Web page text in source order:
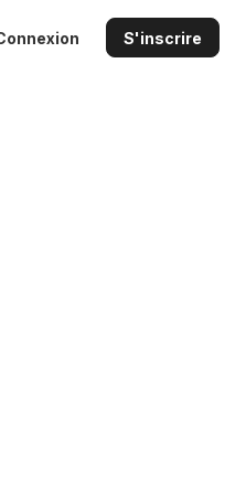
S'inscrire